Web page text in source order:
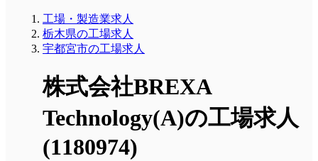
工場・製造業求人
栃木県の工場求人
宇都宮市の工場求人
株式会社BREXA
Technology(A)の工場求人
(1180974)